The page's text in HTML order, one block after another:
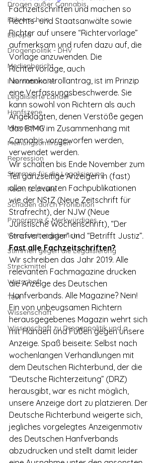
Drogen außer Cannabis
Führerschein
Europa
Drogenpolitik - DHV
Medienbericht
Internationales
Legalisierte Länder
Hanfszene
Mitmachen!
Meinungsumfragen
Repression
Stimmen für die Legalisierung
Recht & Urteile
Schäden durch Prohibition
Panorama & Merkwürdiges
Veranstaltungsbericht
Stimmen gegen die Legalisierung
Streckmittel
Wirtschaft
Test
Wissenschaft
Wissenschaft zu Drogenpolitik und a
Fachzeitschriften und machen so
Rechts- und Staatsanwälte sowie
Richter auf unsere “Richtervorlage”
aufmerksam und rufen dazu auf, die
Vorlage anzuwenden. Die
Richtervorlage, auch
Normenkontrollantrag, ist im Prinzip
eine Verfassungsbeschwerde. Sie
kann sowohl von Richtern als auch
Angeklagten, denen Verstöße gegen
das BtMG im Zusammenhang mit
Cannabis vorgeworfen werden,
verwendet werden.
Wir schalten bis Ende November zum
Teil ganzseitige Anzeigen in (fast)
allen relevanten Fachpublikationen
wie der NStZ (Neue Zeitschrift für
Strafrecht), der NJW (Neue
Juristische Wochenschrift), “Der
Strafverteidiger” und “Betrifft Justiz”.
Fast alle Fachzeitschriften?
Wir schreiben das Jahr 2019. Alle
relevanten Fachmagazine drucken
die Anzeige des Deutschen
Hanfverbands. Alle Magazine? Nein!
Ein von unbeugsamen Richtern
herausgegebenes Magazin wehrt sich
mit Händen und Füßen gegen unsere
Anzeige. Spaß beiseite: Selbst nach
wochenlangen Verhandlungen mit
dem Deutschen Richterbund, der die
“Deutsche Richterzeitung” (DRZ)
herausgibt, war es nicht möglich,
unsere Anzeige dort zu platzieren. Der
Deutsche Richterbund weigerte sich,
jegliches vorgelegtes Anzeigenmotiv
des Deutschen Hanfverbands
abzudrucken und stellt damit leider